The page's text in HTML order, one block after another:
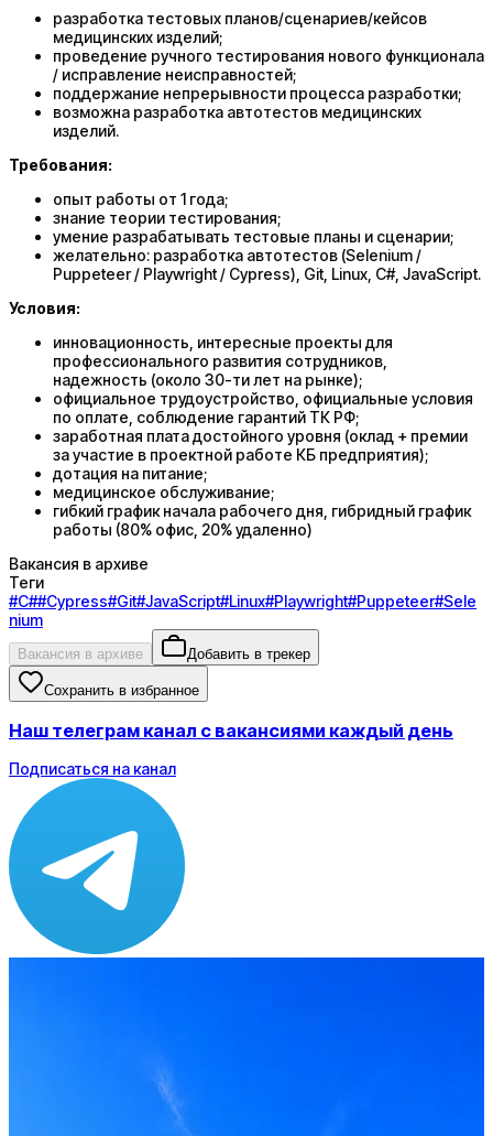
разработка тестовых планов/сценариев/кейсов
медицинских изделий;
проведение ручного тестирования нового функционала
/ исправление неисправностей;
поддержание непрерывности процесса разработки;
возможна разработка автотестов медицинских
изделий.
Требования:
опыт работы от 1 года;
знание теории тестирования;
умение разрабатывать тестовые планы и сценарии;
желательно: разработка автотестов (Selenium /
Puppeteer / Playwright / Cypress), Git, Linux, С#, JavaScript.
Условия:
инновационность, интересные проекты для
профессионального развития сотрудников,
надежность (около 30-ти лет на рынке);
официальное трудоустройство, официальные условия
по оплате, соблюдение гарантий ТК РФ;
заработная плата достойного уровня (оклад + премии
за участие в проектной работе КБ предприятия);
дотация на питание;
медицинское обслуживание;
гибкий график начала рабочего дня, гибридный график
работы (80% офис, 20% удаленно)
Вакансия в архиве
Теги
#C##Cypress#Git#JavaScript#Linux#Playwright#Puppeteer#Sele
nium
Вакансия в архиве Добавить в трекер
Сохранить в избранное
Наш телеграм канал с вакансиями каждый день
Подписаться на канал
Оффер быстрее с Эйч